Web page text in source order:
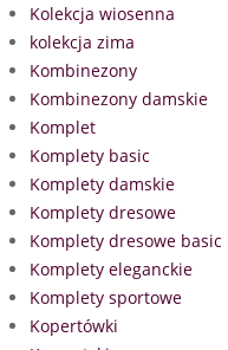
Kolekcja wiosenna
kolekcja zima
Kombinezony
Kombinezony damskie
Komplet
Komplety basic
Komplety damskie
Komplety dresowe
Komplety dresowe basic
Komplety eleganckie
Komplety sportowe
Kopertówki